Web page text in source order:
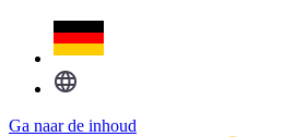
Ga naar de inhoud